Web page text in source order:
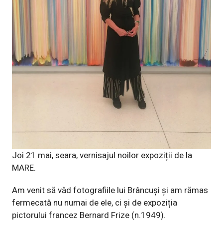
Joi 21 mai, seara, vernisajul noilor expoziții de la
MARE.
Am venit să văd fotografiile lui Brâncuși și am rămas
fermecată nu numai de ele, ci și de expoziția
pictorului francez Bernard Frize (n.1949).